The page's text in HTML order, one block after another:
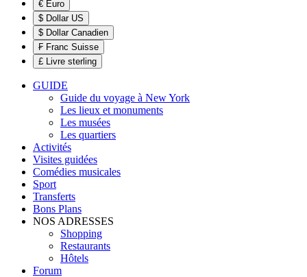
€ Euro
$ Dollar US
$ Dollar Canadien
₣ Franc Suisse
£ Livre sterling
GUIDE
Guide du voyage à New York
Les lieux et monuments
Les musées
Les quartiers
Activités
Visites guidées
Comédies musicales
Sport
Transferts
Bons Plans
NOS ADRESSES
Shopping
Restaurants
Hôtels
Forum